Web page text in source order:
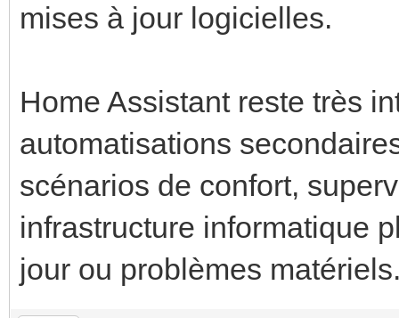
mises à jour logicielles.
Home Assistant reste très
automatisations
scénarios de confort,
infrastructure informatique
jour ou problèmes